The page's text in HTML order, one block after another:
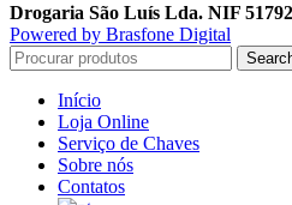
Drogaria São Luís Lda. NIF
Powered by Brasfone Digital
Início
Loja Online
Serviço de Chaves
Sobre nós
Contatos